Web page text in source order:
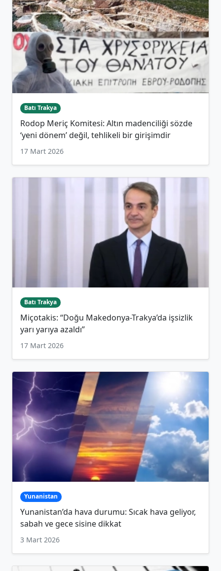
Batı Trakya
Rodop Meriç Komitesi: Altın madenciliği sözde
‘yeni dönem’ değil, tehlikeli bir girişimdir
17 Mart 2026
Batı Trakya
Miçotakis: “Doğu Makedonya-Trakya’da işsizlik
yarı yarıya azaldı”
17 Mart 2026
Yunanistan
Yunanistan’da hava durumu: Sıcak hava geliyor,
sabah ve gece sisine dikkat
3 Mart 2026